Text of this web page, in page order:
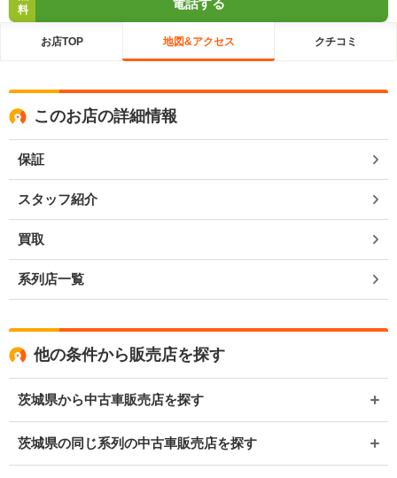
料
お店TOP 地図&アクセス クチコミ
このお店の詳細情報
保証
スタッフ紹介
買取
系列店一覧
他の条件から販売店を探す
茨城県から中古車販売店を探す
茨城県の同じ系列の中古車販売店を探す